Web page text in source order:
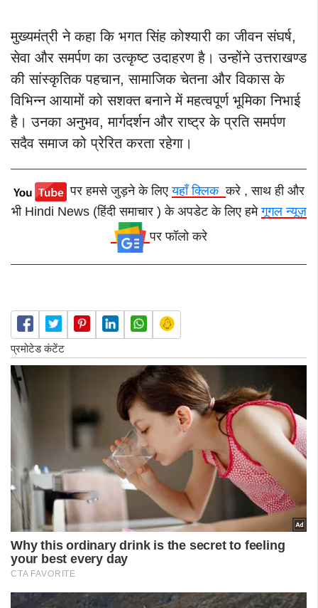
मुख्यमंत्री ने कहा कि भगत सिंह कोश्यारी का जीवन संघर्ष,
सेवा और समर्पण का उत्कृष्ट उदाहरण है। उन्होंने उत्तराखण्ड
की सांस्कृतिक पहचान, सामाजिक चेतना और विकास के
विभिन्न आयामों को सशक्त बनाने में महत्वपूर्ण भूमिका निभाई
है। उनका अनुभव, मार्गदर्शन और राष्ट्र के प्रति समर्पण
सदैव समाज को प्रेरित करता रहेगा।
पर हमसे जुड़ने के लिएयहाँ क्लिककरे , साथ ही और
भी Hindi News (हिंदी समाचार ) के अपडेट के लिए हमेगूगल न्यूज़
पर फॉलो करे